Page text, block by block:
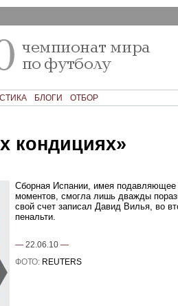
БЛОГИ ОТБОР
кондициях»
Сборная Испании, имея
моментов, смогла лишь дважды
свой счет записал Давид Вилья, во
пенальти.
— 22.06.10 —
ФОТО: REUTERS